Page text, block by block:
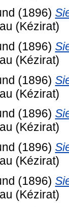
(1896)
(Kézirat)
(1896)
(Kézirat)
(1896)
(Kézirat)
(1896)
(Kézirat)
(1896)
(Kézirat)
(1896)
(Kézirat)